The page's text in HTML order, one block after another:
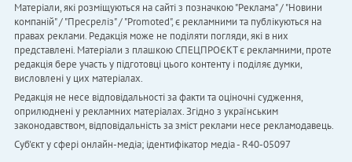
Матеріали, які розміщуються на сайті з позначкою "Реклама" / "Новини
компаній" / "Пресреліз" / "Promoted", є рекламними та публікуються на
правах реклами. Редакція може не поділяти погляди, які в них
представлені. Матеріали з плашкою СПЕЦПРОЄКТ є рекламними, проте
редакція бере участь у підготовці цього контенту і поділяє думки,
висловлені у цих матеріалах.
Редакція не несе відповідальності за факти та оціночні судження,
оприлюднені у рекламних матеріалах. Згідно з українським
законодавством, відповідальність за зміст реклами несе рекламодавець.
Cуб'єкт у сфері онлайн-медіа; ідентифікатор медіа - R40-05097